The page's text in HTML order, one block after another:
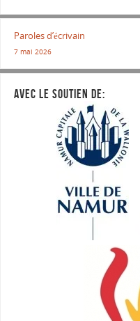
Paroles d’écrivain
7 mai 2026
AVEC LE SOUTIEN DE: